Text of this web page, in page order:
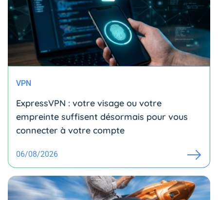
VPN
ExpressVPN : votre visage ou votre
empreinte suffisent désormais pour vous
connecter à votre compte
06/08/2026